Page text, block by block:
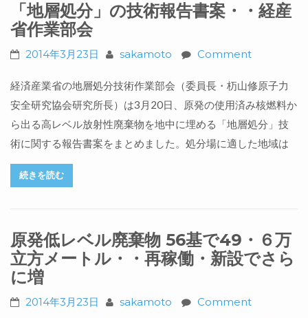
「地層処分」の技術報告書案・・経産
省作業部会
2014年3月23日 sakamoto Comment
経済産業省の地層処分技術作業部会（委員長・杤山修原子力
安全研究協会研究所長）は3月20日、原発の使用済み核燃料か
ら出る高レベル放射性廃棄物を地中に埋める「地層処分」技
術に関する報告書案をまとめました。処分場に適した地域は
続きを読む
原発低レベル廃棄物 56基で49・６万
立方メートル・・再稼働・新設でさら
に増
2014年3月23日 sakamoto Comment